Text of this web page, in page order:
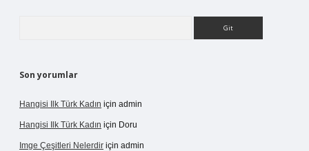
Son yorumlar
Hangisi Ilk Türk Kadın için admin
Hangisi Ilk Türk Kadın için Doru
Imge Çeşitleri Nelerdir için admin